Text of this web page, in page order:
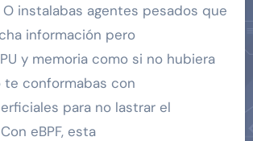
instalabas agentes pesados que
información pero
y memoria como si no hubiera
te conformabas con
para no lastrar el
eBPF, esta